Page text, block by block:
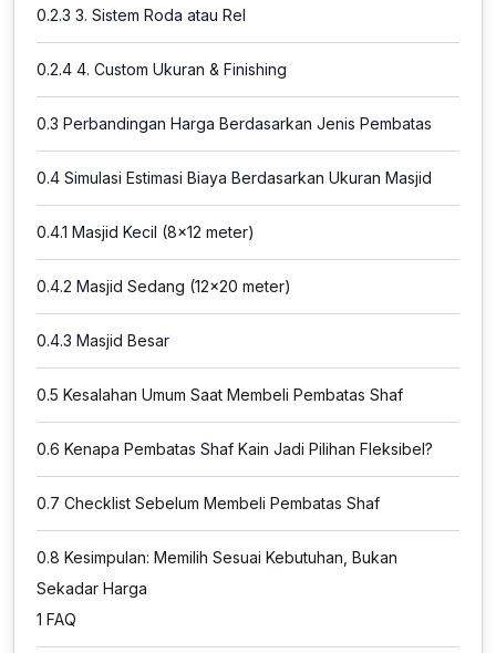
0.2.3 3. Sistem Roda atau Rel
0.2.4 4. Custom Ukuran & Finishing
0.3 Perbandingan Harga Berdasarkan Jenis Pembatas
0.4 Simulasi Estimasi Biaya Berdasarkan Ukuran Masjid
0.4.1 Masjid Kecil (8×12 meter)
0.4.2 Masjid Sedang (12×20 meter)
0.4.3 Masjid Besar
0.5 Kesalahan Umum Saat Membeli Pembatas Shaf
0.6 Kenapa Pembatas Shaf Kain Jadi Pilihan Fleksibel?
0.7 Checklist Sebelum Membeli Pembatas Shaf
0.8 Kesimpulan: Memilih Sesuai Kebutuhan, Bukan
Sekadar Harga
1 FAQ